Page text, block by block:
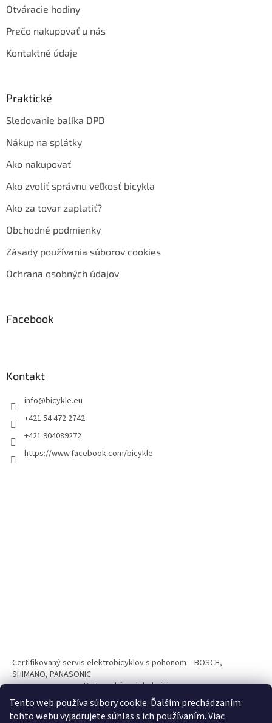
Tento web používa súbory cookie. Ďalším prechádzaním
tohto webu vyjadrujete súhlas s ich používaním. Viac
Otváracie hodiny
Prečo nakupovať u nás
Kontaktné údaje
Praktické
Sledovanie balíka DPD
Nákup na splátky
Ako nakupovať
Ako zvoliť správnu veľkosť bicykla
Ako za tovar zaplatiť?
Obchodné podmienky
Zásady používania súborov cookies
Ochrana osobných údajov
Facebook
Kontakt
info@bicykle.eu
+421 54 472 2742
+421 904089272
https://www.facebook.com/bicykle
Certifikovaný servis elektrobicyklov s pohonom – BOSCH,
SHIMANO, PANASONIC
Partnerský web hokejshop.eu